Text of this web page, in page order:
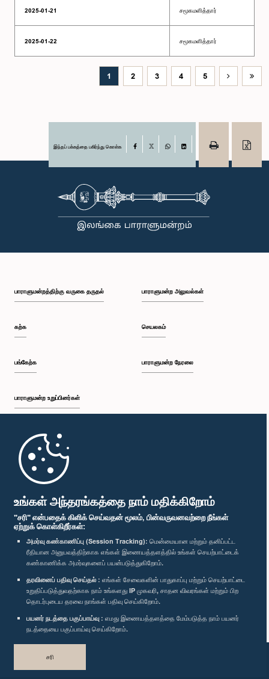
உங்கள் அந்தரங்கத்தை நாம் மதிக்கிறோம்
"சரி" என்பதைக் கிளிக் செய்வதன் மூலம், பின்வருவனவற்றை நீங்கள்
ஏற்றுக் கொள்கிறீர்கள்:
அமர்வு கண்காணிப்பு (Session Tracking): மென்மையான மற்றும் தனிப்பட்ட
ரீதியான அனுபவத்திற்காக எங்கள் இணையத்தளத்தில் உங்கள் செயற்பாட்டைக்
கண்காணிக்க அமர்வுகளைப் பயன்படுத்துகிறோம்.
தரவினைப் பதிவு செய்தல் : எங்கள் சேவைகளின் பாதுகாப்பு மற்றும் செயற்பாட்டை
உறுதிப்படுத்துவதற்காக நாம் உங்களது IP முகவரி, சாதன விவரங்கள் மற்றும் பிற
தொடர்புடைய தரவை நாங்கள் பதிவு செய்கிறோம்.
பயனர் நடத்தை பகுப்பாய்வு : எமது இணையத்தளத்தை மேம்படுத்த நாம் பயனர்
நடத்தையை பகுப்பாய்வு செய்கிறோம்.
சரி
2025-01-21 சமூகமளித்தார்
2025-01-22 சமூகமளித்தார்
1 2 3 4 5
இந்தப் பக்கத்தை பகிர்ந்து கொள்க Facebook
பாராளுமன்றத்திற்கு வருகை தருதல்
கற்க
பங்கேற்க
பாராளுமன்ற உறுப்பினர்கள்
முதற்பக்கம்
பாராளுமன்ற அலுவல்கள்
செயலகம்
பாராளுமன்ற நேரலை
பாராளுமன்ற கையடக்க செயலி
எம்மை பின்தொடர்க :
விருதுகள்
தனியுரிமைக் கொள்கை